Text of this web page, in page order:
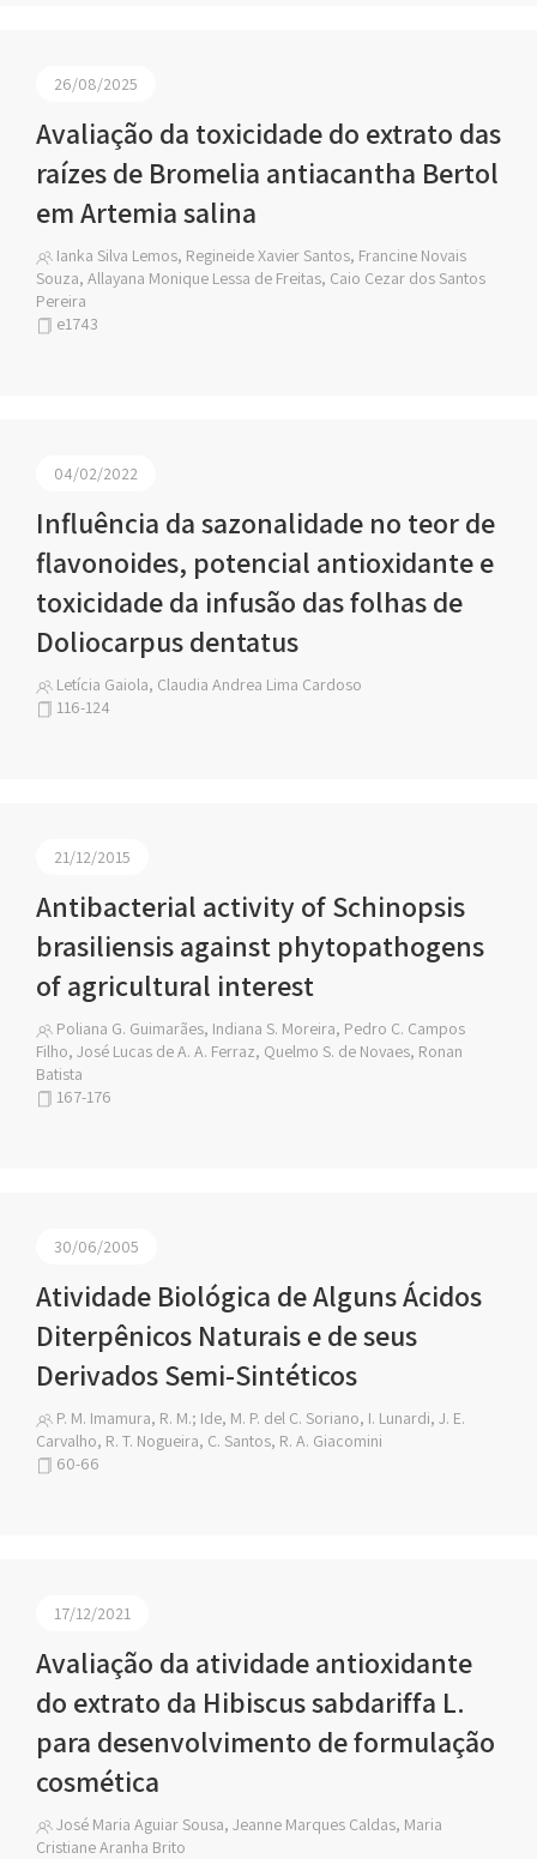
26/08/2025
Avaliação da toxicidade do extrato das
raízes de Bromelia antiacantha Bertol
em Artemia salina
Ianka Silva Lemos, Regineide Xavier Santos, Francine Novais
Souza, Allayana Monique Lessa de Freitas, Caio Cezar dos Santos
Pereira
e1743
04/02/2022
Influência da sazonalidade no teor de
flavonoides, potencial antioxidante e
toxicidade da infusão das folhas de
Doliocarpus dentatus
Letícia Gaiola, Claudia Andrea Lima Cardoso
116-124
21/12/2015
Antibacterial activity of Schinopsis
brasiliensis against phytopathogens
of agricultural interest
Poliana G. Guimarães, Indiana S. Moreira, Pedro C. Campos
Filho, José Lucas de A. A. Ferraz, Quelmo S. de Novaes, Ronan
Batista
167-176
30/06/2005
Atividade Biológica de Alguns Ácidos
Diterpênicos Naturais e de seus
Derivados Semi-Sintéticos
P. M. Imamura, R. M.; Ide, M. P. del C. Soriano, I. Lunardi, J. E.
Carvalho, R. T. Nogueira, C. Santos, R. A. Giacomini
60-66
17/12/2021
Avaliação da atividade antioxidante
do extrato da Hibiscus sabdariffa L.
para desenvolvimento de formulação
cosmética
José Maria Aguiar Sousa, Jeanne Marques Caldas, Maria
Cristiane Aranha Brito